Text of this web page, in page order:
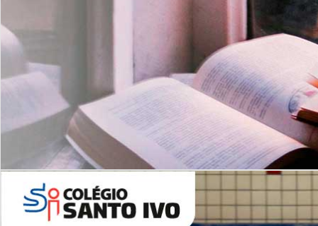
Leituras Literárias
6º AO 9º ANO FUNDAMENTAL
Inglês: Turmas Reduzidas
(Proficiência)